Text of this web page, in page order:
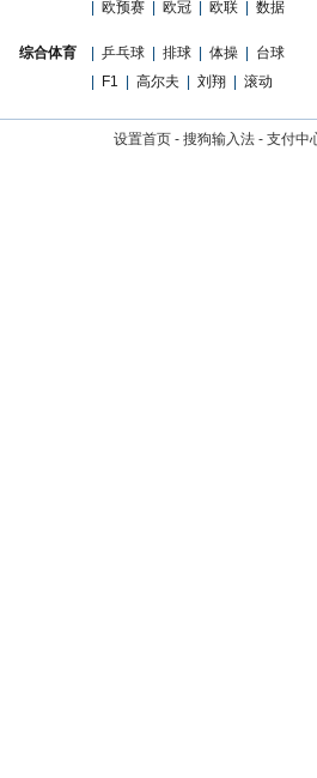
欧预赛 欧冠 欧联 数据
综合体育 乒乓球 排球 体操
台球
F1 高尔夫 刘翔 滚动
设置首页 - 搜狗输入法 - 支付中